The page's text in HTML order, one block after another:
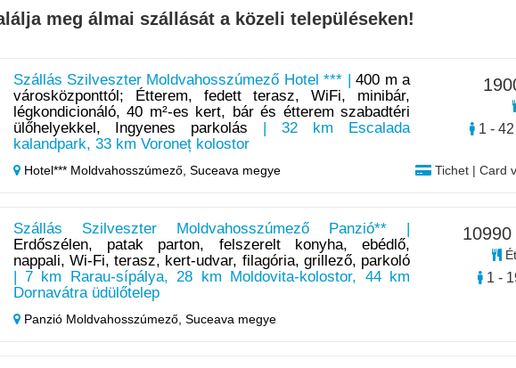
meg álmai szállását a közeli településeken!
Szállás Szilveszter Moldvahosszúmező Hotel *** |400 m a
városközponttól; Étterem, fedett terasz, WiFi, minibár,
légkondicionáló, 40 m²-es kert, bár és étterem szabadtéri
ülőhelyekkel, Ingyenes parkolás | 32 km Escalada
kalandpark, 33 km Voroneț kolostor
Hotel*** Moldvahosszúmező, Suceava megye Tichet | Card
1 - 42
Szállás Szilveszter Moldvahosszúmező Panzió** |
Erdőszélen, patak parton, felszerelt konyha, ebédlő,
nappali, Wi-Fi, terasz, kert-udvar, filagória, grillező, parkoló
| 7 km Rarau-sípálya, 28 km Moldovita-kolostor, 44 km
Dornavátra üdülőtelep
Panzió Moldvahosszúmező, Suceava megye
10990
1 -